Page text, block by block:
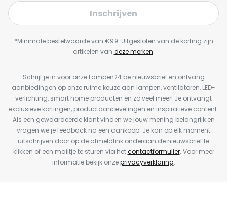
Inschrijven
*Minimale bestelwaarde van €99. Uitgesloten van de korting zijn
artikelen van deze merken.
Schrijf je in voor onze Lampen24.be nieuwsbrief en ontvang
aanbiedingen op onze ruime keuze aan lampen, ventilatoren, LED-
verlichting, smart home producten en zo veel meer! Je ontvangt
exclusieve kortingen, productaanbevelingen en inspiratieve content.
Als een gewaardeerde klant vinden we jouw mening belangrijk en
vragen we je feedback na een aankoop. Je kan op elk moment
uitschrijven door op de afmeldlink onderaan de nieuwsbrief te
klikken of een mailtje te sturen via hetcontactformulier. Voor meer
informatie bekijk onzeprivacyverklaring.